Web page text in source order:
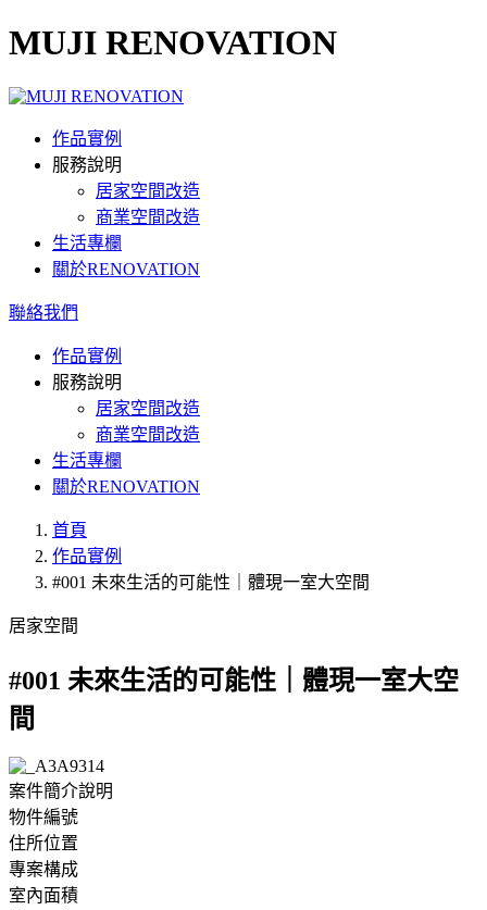
MUJI RENOVATION
作品實例
服務說明
居家空間改造
商業空間改造
生活專欄
關於RENOVATION
聯絡我們
作品實例
服務說明
居家空間改造
商業空間改造
生活專欄
關於RENOVATION
首頁
作品實例
#001 未來生活的可能性｜體現一室大空間
居家空間
#001 未來生活的可能性｜體現一室大空
間
案件簡介說明
物件編號
住所位置
專案構成
室內面積